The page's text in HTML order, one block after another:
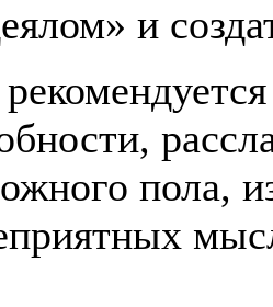
и
пола,